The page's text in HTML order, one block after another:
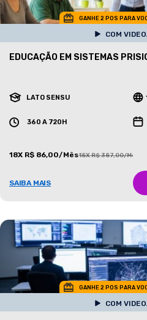
GANHE 2 POS PARA
COM
EDUCAÇÃO EM SISTEMAS
LATO SENSU
360 A 720H
18X R$ 86,00/Mês18X R$ 387,00/Mês
SAIBA MAIS
GANHE 2 POS PARA
COM